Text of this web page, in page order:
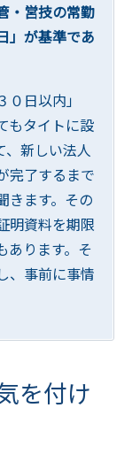
・営技の常勤
」が基準であ
日以内」
もタイトに設
、新しい法人
完了するまで
きます。その
明資料を期限
あります。そ
、事前に事情
を付け